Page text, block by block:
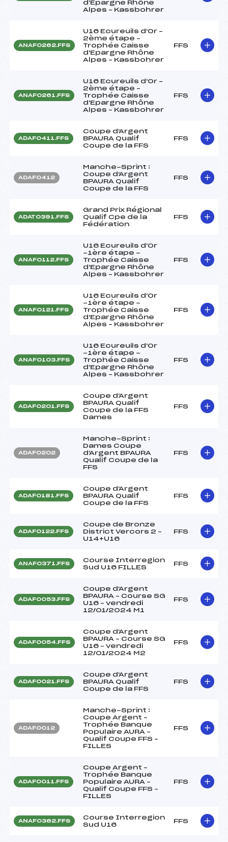
d'Epargne Rhône
Alpes – Kassbohrer
ANAF0262.FFS
U16 Ecureuils d'Or –
2ème étape –
Trophée Caisse
d'Epargne Rhône
Alpes – Kassbohrer
FFS
ANAF0261.FFS
U16 Ecureuils d'Or –
2ème étape –
Trophée Caisse
d'Epargne Rhône
Alpes – Kassbohrer
FFS
ADAF0411.FFS
Coupe d'Argent
BPAURA Qualif
Coupe de la FFS
FFS
ADAF0412
Manche-Sprint :
Coupe d'Argent
BPAURA Qualif
Coupe de la FFS
FFS
ADAT0391.FFS
Grand Prix Régional
Qualif Cpe de la
Fédération
FFS
ANAF0112.FFS
U16 Ecureuils d'Or
-1ère étape -
Trophée Caisse
d'Epargne Rhône
Alpes – Kassbohrer
FFS
ANAF0121.FFS
U16 Ecureuils d'Or
-1ère étape -
Trophée Caisse
d'Epargne Rhône
Alpes – Kassbohrer
FFS
ANAF0103.FFS
U16 Ecureuils d'Or
-1ère étape -
Trophée Caisse
d'Epargne Rhône
Alpes – Kassbohrer
FFS
ADAF0201.FFS
Coupe d'Argent
BPAURA Qualif
Coupe de la FFS
Dames
FFS
ADAF0202
Manche-Sprint :
Dames Coupe
d'Argent BPAURA
Qualif Coupe de la
FFS
FFS
ADAF0181.FFS
Coupe d'Argent
BPAURA Qualif
Coupe de la FFS
FFS
ADAF0122.FFS
Coupe de Bronze
District Vercors 2 –
U14+U16
FFS
ANAF0371.FFS
Course Interregion
Sud U16 FILLES
FFS
ADAF0053.FFS
Coupe d'Argent
BPAURA – Course SG
U16 – vendredi
12/01/2024 M1
FFS
ADAF0054.FFS
Coupe d'Argent
BPAURA – Course SG
U16 – vendredi
12/01/2024 M2
FFS
ADAF0021.FFS
Coupe d'Argent
BPAURA Qualif
Coupe de la FFS
FFS
ADAF0012
Manche-Sprint :
Coupe Argent –
Trophée Banque
Populaire AURA –
Qualif Coupe FFS –
FILLES
FFS
ADAF0011.FFS
Coupe Argent –
Trophée Banque
Populaire AURA –
Qualif Coupe FFS –
FILLES
FFS
ANAF0362.FFS
Course Interregion
Sud U16
FFS